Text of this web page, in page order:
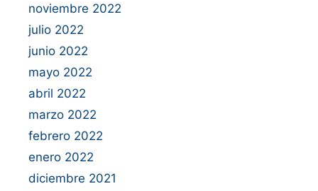
noviembre 2022
julio 2022
junio 2022
mayo 2022
abril 2022
marzo 2022
febrero 2022
enero 2022
diciembre 2021